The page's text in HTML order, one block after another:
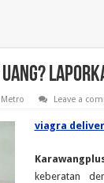
Metro Leave a
viagra
keberatan